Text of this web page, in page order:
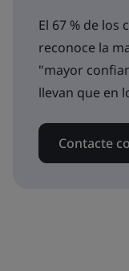
El 67 % de los
reconoce la
"mayor
llevan que en
Contacte